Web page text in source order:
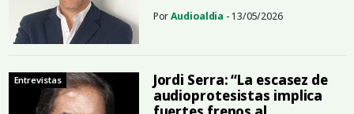
PorAudioaldia - 13/05/2026
Entrevistas
Jordi Serra: “La escasez de
audioprotesistas implica